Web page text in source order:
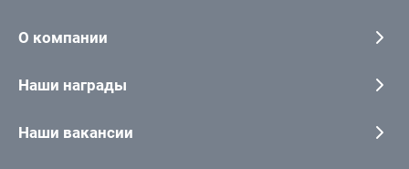
О компании
Наши награды
Наши вакансии